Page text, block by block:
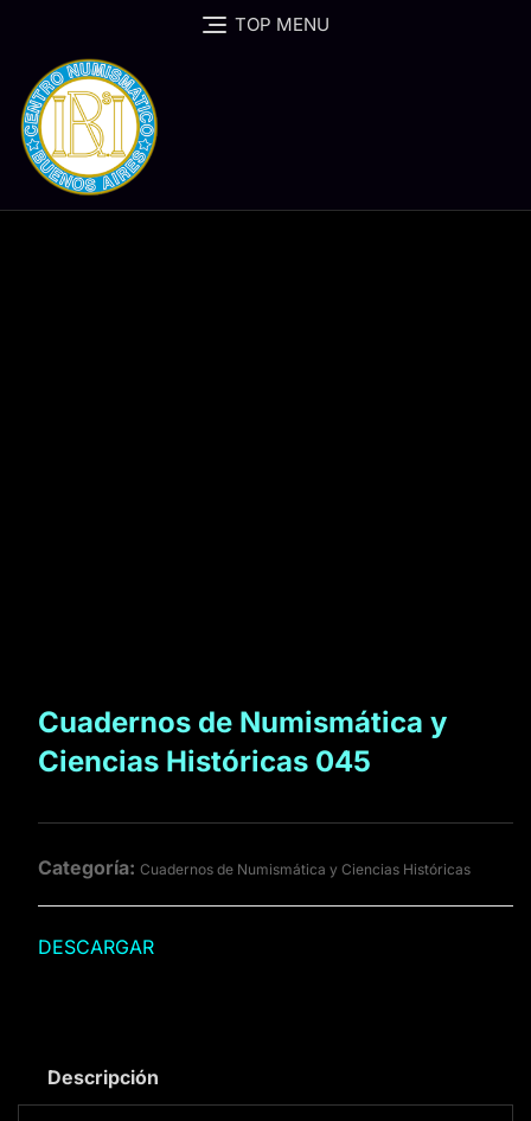
content
TOP MENU
Cuadernos de Numismática y
Ciencias Históricas 045
Categoría: Cuadernos de Numismática y Ciencias Históricas
DESCARGAR
Descripción